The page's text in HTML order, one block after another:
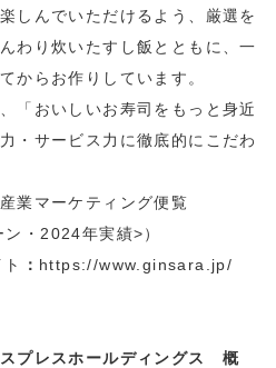
しんでいただけるよう、厳選を
わり炊いたすし飯とともに、一
からお作りしています。
「おいしいお寿司をもっと身近
・サービス力に徹底的にこだわ
業マーケティング便覧
・2024年実績>）
： https://www.ginsara.jp/
スプレスホールディングス 概